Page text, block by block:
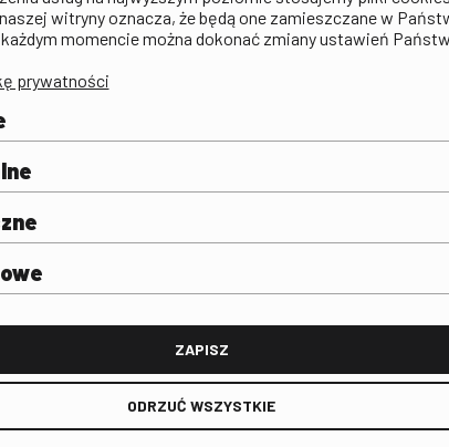
Deklaracja dostępności
Polityka antykorupcyjna
Praca w FINA
witryny oznacza, że będą one zamieszczane w
momencie można dokonać zmiany ustawień
prywatności
ZAPISZ
ODRZUĆ WSZYSTKIE